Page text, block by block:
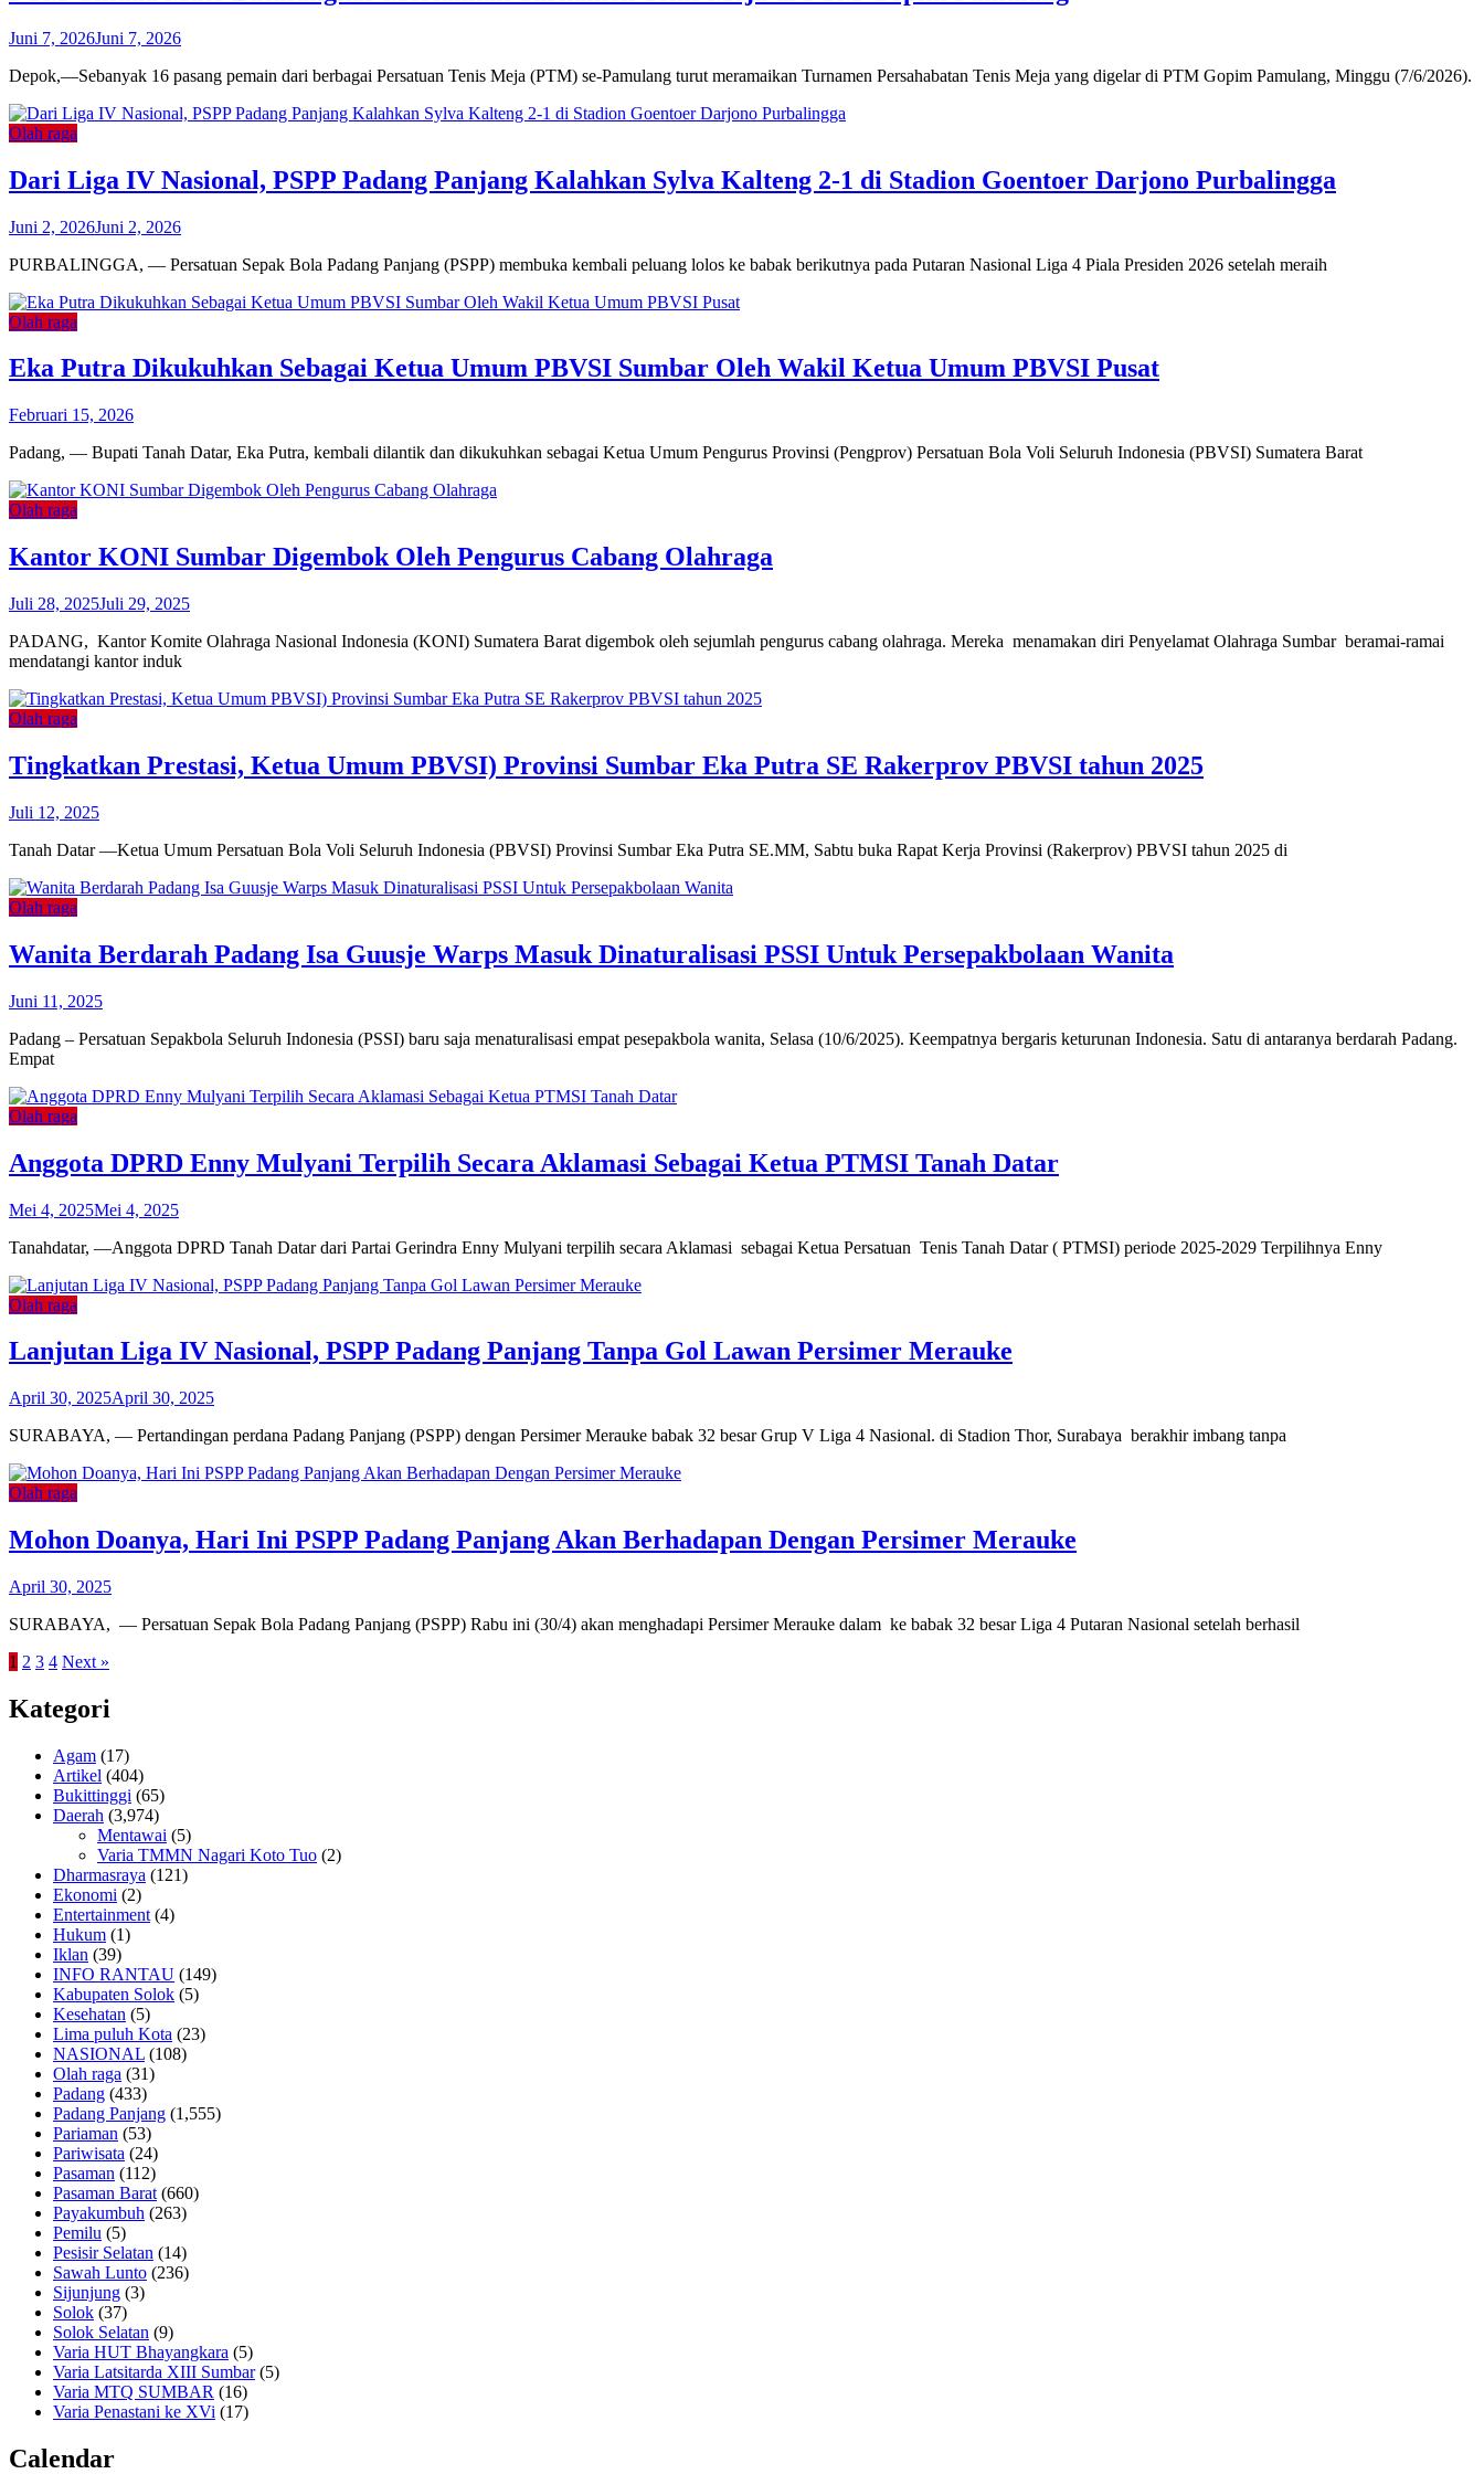
Juni 7, 2026Juni 7, 2026
Depok,—Sebanyak 16 pasang pemain dari berbagai Persatuan Tenis Meja (PTM) se-Pamulang turut meramaikan Turnamen Persahabatan Tenis Meja yang digelar di PTM Gopim Pamulang, Minggu (7/6/2026).
Olah raga
Dari Liga IV Nasional, PSPP Padang Panjang Kalahkan Sylva Kalteng 2-1 di Stadion Goentoer Darjono Purbalingga
Juni 2, 2026Juni 2, 2026
PURBALINGGA, — Persatuan Sepak Bola Padang Panjang (PSPP) membuka kembali peluang lolos ke babak berikutnya pada Putaran Nasional Liga 4 Piala Presiden 2026 setelah meraih
Olah raga
Eka Putra Dikukuhkan Sebagai Ketua Umum PBVSI Sumbar Oleh Wakil Ketua Umum PBVSI Pusat
Februari 15, 2026
Padang, — Bupati Tanah Datar, Eka Putra, kembali dilantik dan dikukuhkan sebagai Ketua Umum Pengurus Provinsi (Pengprov) Persatuan Bola Voli Seluruh Indonesia (PBVSI) Sumatera Barat
Olah raga
Kantor KONI Sumbar Digembok Oleh Pengurus Cabang Olahraga
Juli 28, 2025Juli 29, 2025
PADANG, Kantor Komite Olahraga Nasional Indonesia (KONI) Sumatera Barat digembok oleh sejumlah pengurus cabang olahraga. Mereka menamakan diri Penyelamat Olahraga Sumbar beramai-ramai
mendatangi kantor induk
Olah raga
Tingkatkan Prestasi, Ketua Umum PBVSI) Provinsi Sumbar Eka Putra SE Rakerprov PBVSI tahun 2025
Juli 12, 2025
Tanah Datar —Ketua Umum Persatuan Bola Voli Seluruh Indonesia (PBVSI) Provinsi Sumbar Eka Putra SE.MM, Sabtu buka Rapat Kerja Provinsi (Rakerprov) PBVSI tahun 2025 di
Olah raga
Wanita Berdarah Padang Isa Guusje Warps Masuk Dinaturalisasi PSSI Untuk Persepakbolaan Wanita
Juni 11, 2025
Padang – Persatuan Sepakbola Seluruh Indonesia (PSSI) baru saja menaturalisasi empat pesepakbola wanita, Selasa (10/6/2025). Keempatnya bergaris keturunan Indonesia. Satu di antaranya berdarah Padang.
Empat
Olah raga
Anggota DPRD Enny Mulyani Terpilih Secara Aklamasi Sebagai Ketua PTMSI Tanah Datar
Mei 4, 2025Mei 4, 2025
Tanahdatar, —Anggota DPRD Tanah Datar dari Partai Gerindra Enny Mulyani terpilih secara Aklamasi sebagai Ketua Persatuan Tenis Tanah Datar ( PTMSI) periode 2025-2029 Terpilihnya Enny
Olah raga
Lanjutan Liga IV Nasional, PSPP Padang Panjang Tanpa Gol Lawan Persimer Merauke
April 30, 2025April 30, 2025
SURABAYA, — Pertandingan perdana Padang Panjang (PSPP) dengan Persimer Merauke babak 32 besar Grup V Liga 4 Nasional. di Stadion Thor, Surabaya berakhir imbang tanpa
Olah raga
Mohon Doanya, Hari Ini PSPP Padang Panjang Akan Berhadapan Dengan Persimer Merauke
April 30, 2025
SURABAYA, — Persatuan Sepak Bola Padang Panjang (PSPP) Rabu ini (30/4) akan menghadapi Persimer Merauke dalam ke babak 32 besar Liga 4 Putaran Nasional setelah berhasil
1 2 3 4 Next »
Kategori
Agam (17)
Artikel (404)
Bukittinggi (65)
Daerah (3,974)
Mentawai (5)
Varia TMMN Nagari Koto Tuo (2)
Dharmasraya (121)
Ekonomi (2)
Entertainment (4)
Hukum (1)
Iklan (39)
INFO RANTAU (149)
Kabupaten Solok (5)
Kesehatan (5)
Lima puluh Kota (23)
NASIONAL (108)
Olah raga (31)
Padang (433)
Padang Panjang (1,555)
Pariaman (53)
Pariwisata (24)
Pasaman (112)
Pasaman Barat (660)
Payakumbuh (263)
Pemilu (5)
Pesisir Selatan (14)
Sawah Lunto (236)
Sijunjung (3)
Solok (37)
Solok Selatan (9)
Varia HUT Bhayangkara (5)
Varia Latsitarda XIII Sumbar(5)
Varia MTQ SUMBAR (16)
Varia Penastani ke XVi (17)
Calendar